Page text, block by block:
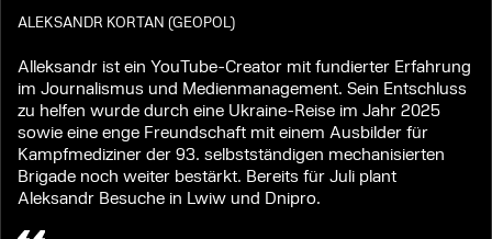
ALEKSANDR KORTAN (GEOPOL)
Alleksandr ist ein YouTube-Creator mit fundierter Erfahrung
im Journalismus und Medienmanagement. Sein Entschluss
zu helfen wurde durch eine Ukraine-Reise im Jahr 2025
sowie eine enge Freundschaft mit einem Ausbilder für
Kampfmediziner der 93. selbstständigen mechanisierten
Brigade noch weiter bestärkt. Bereits für Juli plant
Aleksandr Besuche in Lwiw und Dnipro.